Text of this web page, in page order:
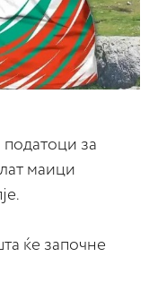
за
маици
ќе започне